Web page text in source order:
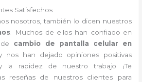
Satisfechos
nosotros, también lo dicen nuestros
. Muchos de ellos han confiado en
cambio de pantalla celular en
nos han dejado opiniones positivas
la rapidez de nuestro trabajo. ¡Te
reseñas de nuestros clientes para